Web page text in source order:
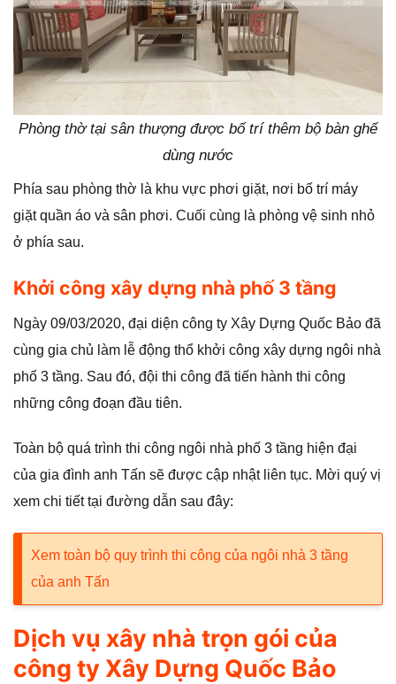
Phòng thờ tại sân thượng được bố trí thêm bộ bàn ghế
dùng nước
Phía sau phòng thờ là khu vực phơi giặt, nơi bố trí máy
giặt quần áo và sân phơi. Cuối cùng là phòng vệ sinh nhỏ
ở phía sau.
Khởi công xây dựng nhà phố 3 tầng
Ngày 09/03/2020, đại diện công ty Xây Dựng Quốc Bảo đã
cùng gia chủ làm lễ động thổ khởi công xây dựng ngôi nhà
phố 3 tầng. Sau đó, đội thi công đã tiến hành thi công
những công đoạn đầu tiên.
Toàn bộ quá trình thi công ngôi nhà phố 3 tầng hiện đại
của gia đình anh Tấn sẽ được cập nhật liên tục. Mời quý vị
xem chi tiết tại đường dẫn sau đây:
Xem toàn bộ quy trình thi công của ngôi nhà 3 tầng
của anh Tấn
Dịch vụ xây nhà trọn gói của
công ty Xây Dựng Quốc Bảo